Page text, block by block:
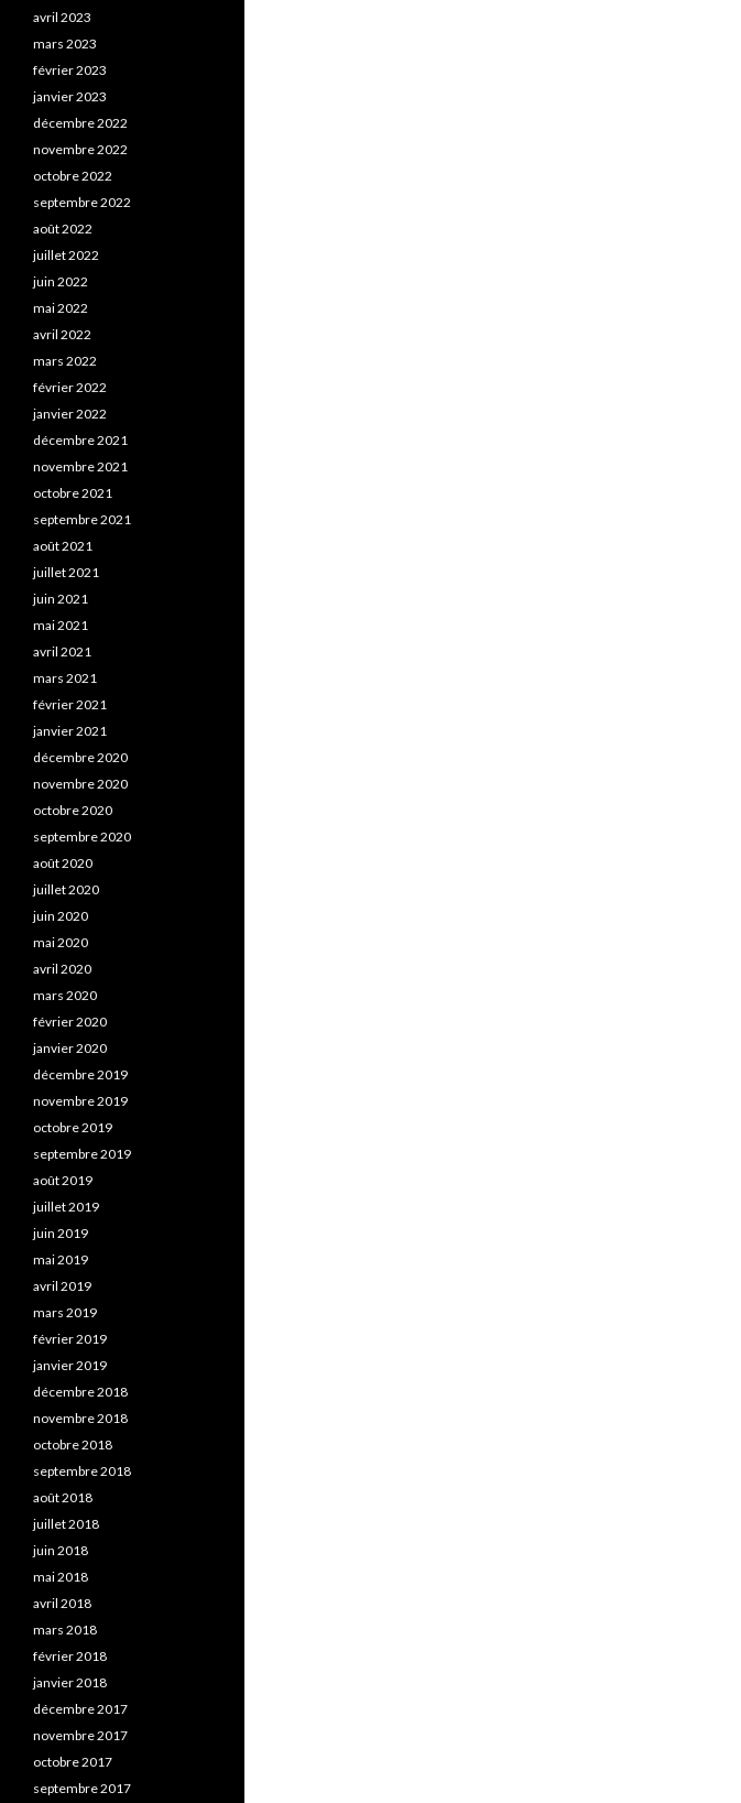
avril 2023
mars 2023
février 2023
janvier 2023
décembre 2022
novembre 2022
octobre 2022
septembre 2022
août 2022
juillet 2022
juin 2022
mai 2022
avril 2022
mars 2022
février 2022
janvier 2022
décembre 2021
novembre 2021
octobre 2021
septembre 2021
août 2021
juillet 2021
juin 2021
mai 2021
avril 2021
mars 2021
février 2021
janvier 2021
décembre 2020
novembre 2020
octobre 2020
septembre 2020
août 2020
juillet 2020
juin 2020
mai 2020
avril 2020
mars 2020
février 2020
janvier 2020
décembre 2019
novembre 2019
octobre 2019
septembre 2019
août 2019
juillet 2019
juin 2019
mai 2019
avril 2019
mars 2019
février 2019
janvier 2019
décembre 2018
novembre 2018
octobre 2018
septembre 2018
août 2018
juillet 2018
juin 2018
mai 2018
avril 2018
mars 2018
février 2018
janvier 2018
décembre 2017
novembre 2017
octobre 2017
septembre 2017